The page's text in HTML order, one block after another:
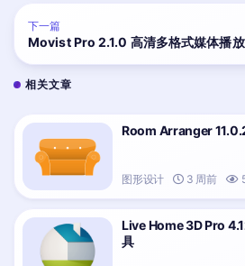
下一篇
Movist Pro 2.1.0 高清多格式媒体播
相关文章
Room Arranger
图形设计 3 周前
Live Home 3D Pro
具